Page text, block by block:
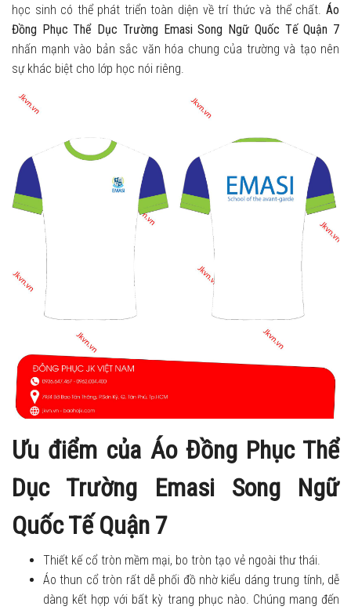
học sinh có thể phát triển toàn diện về trí thức và thể chất. Áo
Đồng Phục Thể Dục Trường Emasi Song Ngữ Quốc Tế Quận 7
nhấn mạnh vào bản sắc văn hóa chung của trường và tạo nên
sự khác biệt cho lớp học nói riêng.
Ưu điểm của Áo Đồng Phục Thể
Dục Trường Emasi Song Ngữ
Quốc Tế Quận 7
Thiết kế cổ tròn mềm mại, bo tròn tạo vẻ ngoài thư thái.
Áo thun cổ tròn rất dễ phối đồ nhờ kiểu dáng trung tính, dễ
dàng kết hợp với bất kỳ trang phục nào. Chúng mang đến